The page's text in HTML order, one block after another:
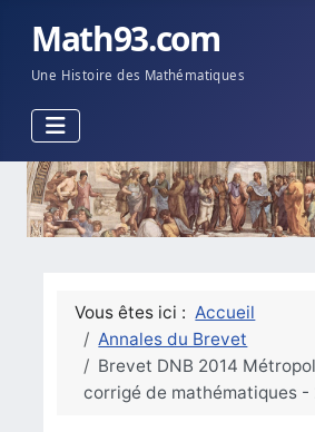
Math93.com
Une Histoire des Mathématiques
Vous êtes ici : Accueil
Annales du Brevet
Brevet DNB 2014
corrigé de mathématiques -